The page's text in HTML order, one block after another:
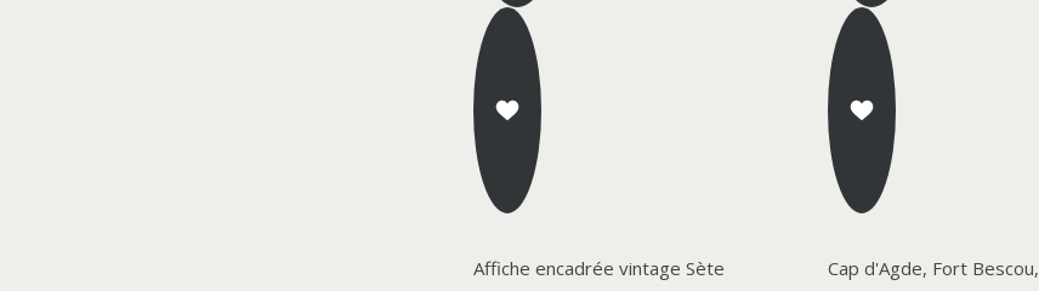
Affiche encadrée vintage Sète
Cap d'Agde, Fort Bescou,